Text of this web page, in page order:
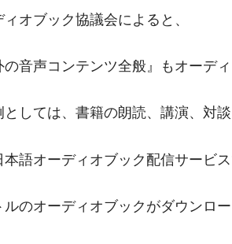
ィオブック協議会によると、
の音声コンテンツ全般』もオーデ
しては、書籍の朗読、講演、対
語オーディオブック配信サービ
のオーディオブックがダウンロー